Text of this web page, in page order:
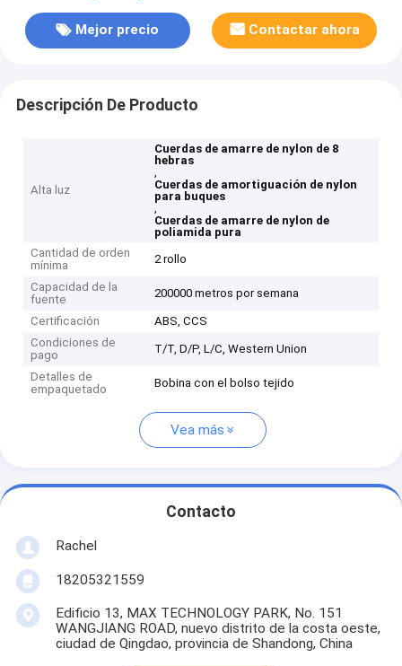
Mejor precio Contactar ahora
Descripción De Producto
Alta luz
Cuerdas de amarre de nylon de 8
hebras
,
Cuerdas de amortiguación de nylon
para buques
,
Cuerdas de amarre de nylon de
poliamida pura
Cantidad de orden
mínima
2 rollo
Capacidad de la
fuente
200000 metros por semana
Certificación
ABS, CCS
Condiciones de
pago
T/T, D/P, L/C, Western Union
Detalles de
empaquetado
Bobina con el bolso tejido
Vea más
Contacto
Rachel
18205321559
Edificio 13, MAX TECHNOLOGY PARK, No. 151
WANGJIANG ROAD, nuevo distrito de la costa oeste,
ciudad de Qingdao, provincia de Shandong, China